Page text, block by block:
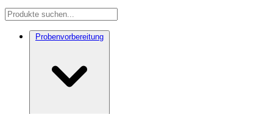
Probenvorbereitung